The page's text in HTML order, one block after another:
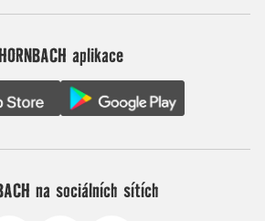
aplikace
na sociálních sítích